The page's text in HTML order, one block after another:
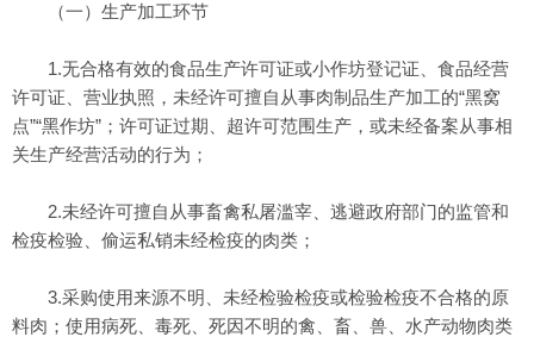
（一）生产加工环节
1.无合格有效的食品生产许可证或小作坊登记证、食品经营
许可证、营业执照，未经许可擅自从事肉制品生产加工的“黑窝
点”“黑作坊”；许可证过期、超许可范围生产，或未经备案从事相
关生产经营活动的行为；
2.未经许可擅自从事畜禽私屠滥宰、逃避政府部门的监管和
检疫检验、偷运私销未经检疫的肉类；
3.采购使用来源不明、未经检验检疫或检验检疫不合格的原
料肉；使用病死、毒死、死因不明的禽、畜、兽、水产动物肉类